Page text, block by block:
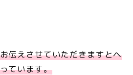
伝えさせていただきますとヘ
ています。